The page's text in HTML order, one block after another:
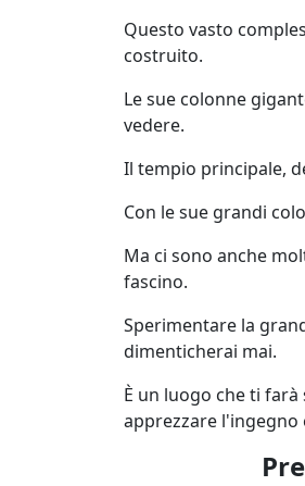
Questo vasto
costruito.
Le sue colonne
vedere.
Il tempio principale,
Con le sue grandi
Ma ci sono anche
fascino.
Sperimentare la
dimenticherai mai.
È un luogo che ti
apprezzare l'ingegno